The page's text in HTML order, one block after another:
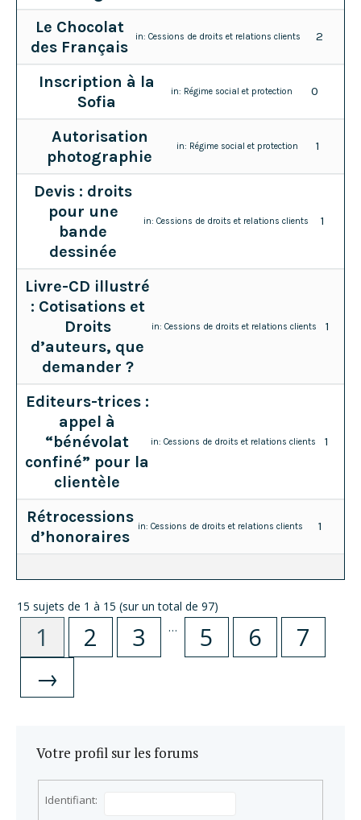
Le Chocolat
des Français
in:Cessions de droits et relations clients 2
Inscription à la
Sofia
in: Régime social et protection 0
Autorisation
photographie
in: Régime social et protection 1
Devis : droits
pour une
bande
dessinée
in: Cessions de droits et relations clients 1
Livre-CD illustré
: Cotisations et
Droits
d’auteurs, que
demander ?
in:Cessions de droits et relations clients 1
Editeurs-trices :
appel à
“bénévolat
confiné” pour la
clientèle
in:Cessions de droits et relations clients 1
Rétrocessions
d’honoraires
in: Cessions de droits et relations clients 1
15 sujets de 1 à 15 (sur un total de 97)
1 2 3 … 5 6
7
→
Votre profil sur les forums
Identifiant: